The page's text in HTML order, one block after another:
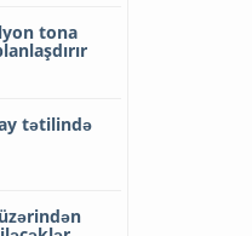
tona
tətilində